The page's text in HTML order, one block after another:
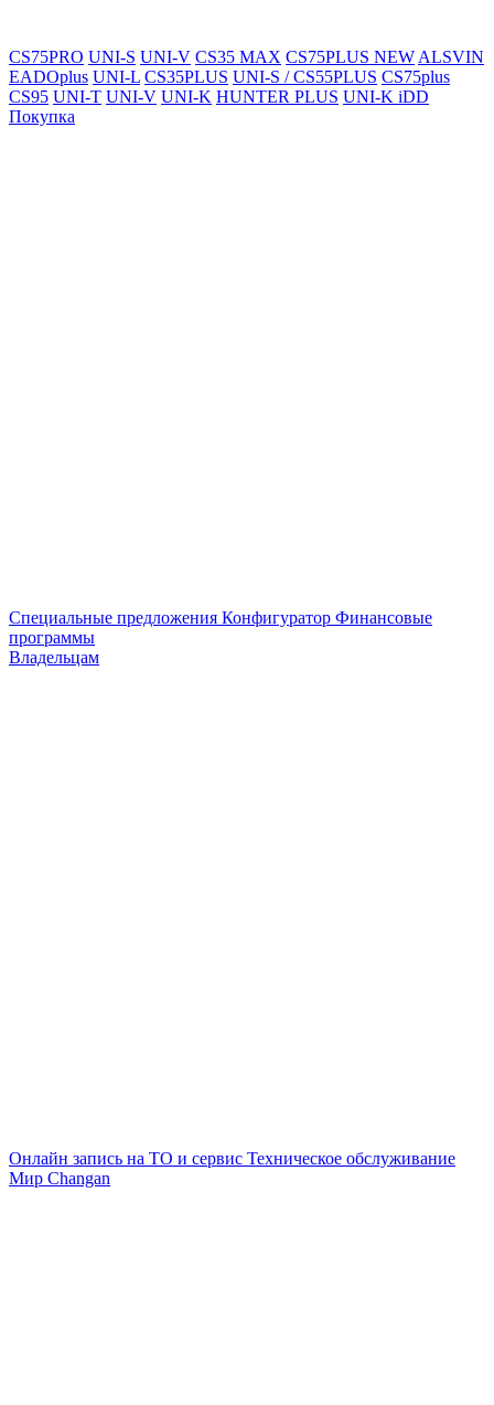
CS75PRO UNI-S UNI-V CS35 MAX CS75PLUS NEW ALSVIN
EADOplus UNI-L CS35PLUS UNI-S / CS55PLUS CS75plus
CS95 UNI-T UNI-V UNI-K HUNTER PLUS UNI-K iDD
Покупка
Специальные предложения Конфигуратор Финансовые
программы
Владельцам
Онлайн запись на ТО и сервис Техническое обслуживание
Мир Changan